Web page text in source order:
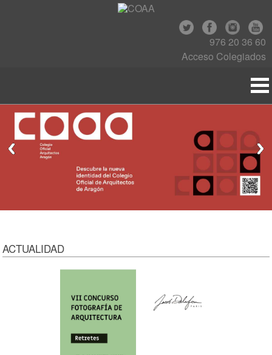
976 20 36 60
Acceso Colegiados
ACTUALIDAD